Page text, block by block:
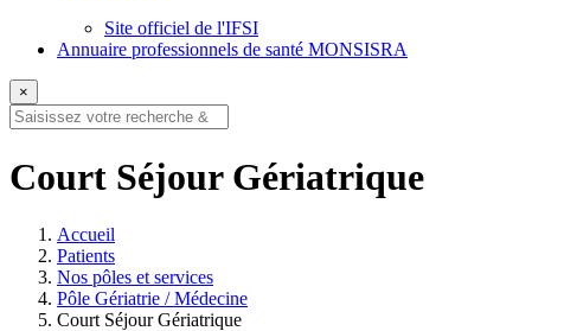
Site officiel de l'IFSI
Annuaire professionnels de santé MONSISRA
×
Court Séjour Gériatrique
Accueil
Patients
Nos pôles et services
Pôle Gériatrie / Médecine
Court Séjour Gériatrique